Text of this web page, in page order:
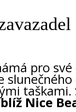
pro
Nice